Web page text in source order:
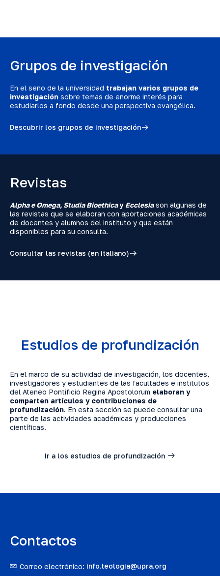
Grupos de investigación
En el seno de la universidad trabajan varios grupos de
investigación sobre temas de enorme interés para
estudiarlos a fondo desde una perspectiva evangélica.
Descubrir los grupos de investigación
Revistas
Alpha e Omega, Studia Bioethicay Ecclesiason algunas de
las revistas que se elaboran con aportaciones académicas
de docentes y alumnos del instituto y que están
disponibles para su consulta.
Consultar las revistas (en italiano)
Estudios de profundización
En el marco de su actividad de investigación, los docentes,
investigadores y estudiantes de las facultades e institutos
del Ateneo Pontificio Regina Apostolorum elaboran y
comparten artículos y contribuciones de
profundización. En esta sección se puede consultar una
parte de las actividades académicas y producciones
científicas.
Ir a los estudios de profundización
Contactos
Correo electrónico: info.teologia@upra.org